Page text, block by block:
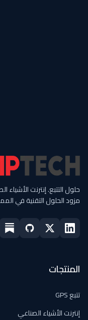
حلول التتبع. إنترنت
مزود الحلول التقنية في
المنتجات
تتبع GPS
إنترنت الأشياء الصناعي